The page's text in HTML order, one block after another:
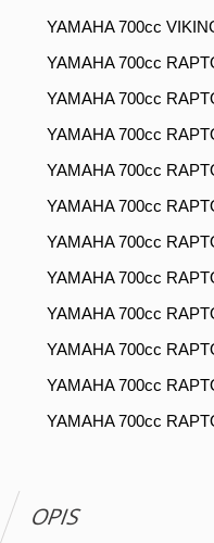
YAMAHA 700cc
YAMAHA 700cc
YAMAHA 700cc
YAMAHA 700cc
YAMAHA 700cc
YAMAHA 700cc
YAMAHA 700cc
YAMAHA 700cc
YAMAHA 700cc
YAMAHA 700cc
YAMAHA 700cc
YAMAHA 700cc
OPIS